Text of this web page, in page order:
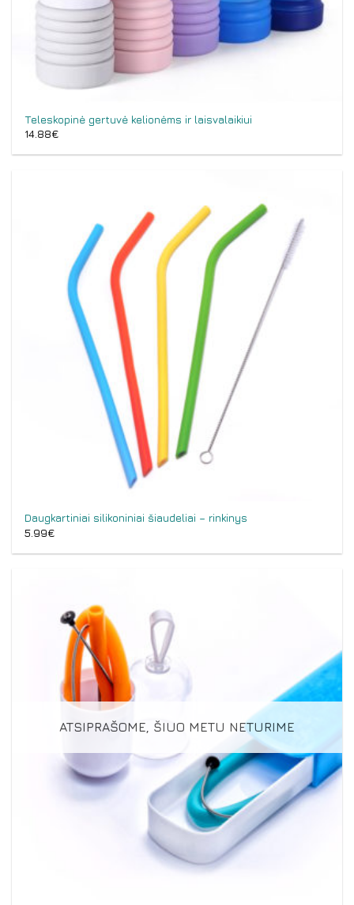
Teleskopinė gertuvė kelionėms ir laisvalaikiui
14.88€
Daugkartiniai silikoniniai šiaudeliai – rinkinys
5.99€
ATSIPRAŠOME, ŠIUO METU NETURIME